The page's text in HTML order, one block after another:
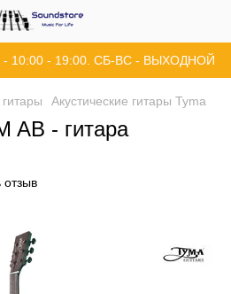
10:00 - 19:00. СБ-ВС - ВЫХОДНОЙ
Акустические гитары Tyma
AB - гитара
отзыв